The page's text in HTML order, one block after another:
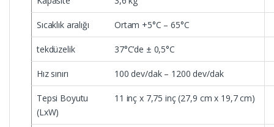
Sıcaklık aralığı Ortam +5°C – 65°C
tekdüzelik 37°C’de ± 0,5°C
Hız sınırı 100 dev/dak – 1200 dev/dak
Tepsi Boyutu
(LxW)
11 inç x 7,75 inç (27,9 cm x 19,7 cm)